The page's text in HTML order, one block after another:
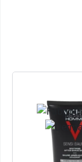
d'Eau
tonicité et
Quelle